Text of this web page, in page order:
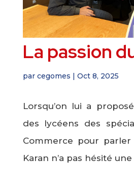
La passion
par cegomes | Oct 8, 2025
Lorsqu’on lui a
des lycéens des
Commerce pour
Karan n’a pas hésité